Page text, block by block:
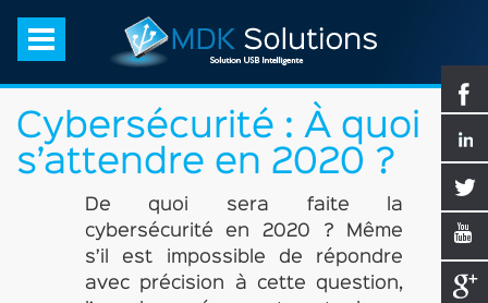
Cybersécurité : À quoi
s’attendre en 2020 ?
De quoi sera faite la
cybersécurité en 2020 ? Même
s’il est impossible de répondre
avec précision à cette question,